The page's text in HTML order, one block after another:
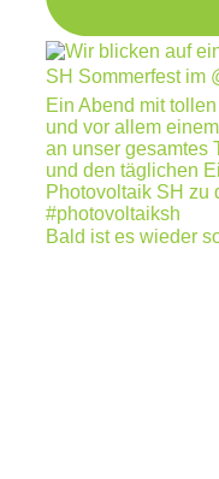
Bald ist es wieder